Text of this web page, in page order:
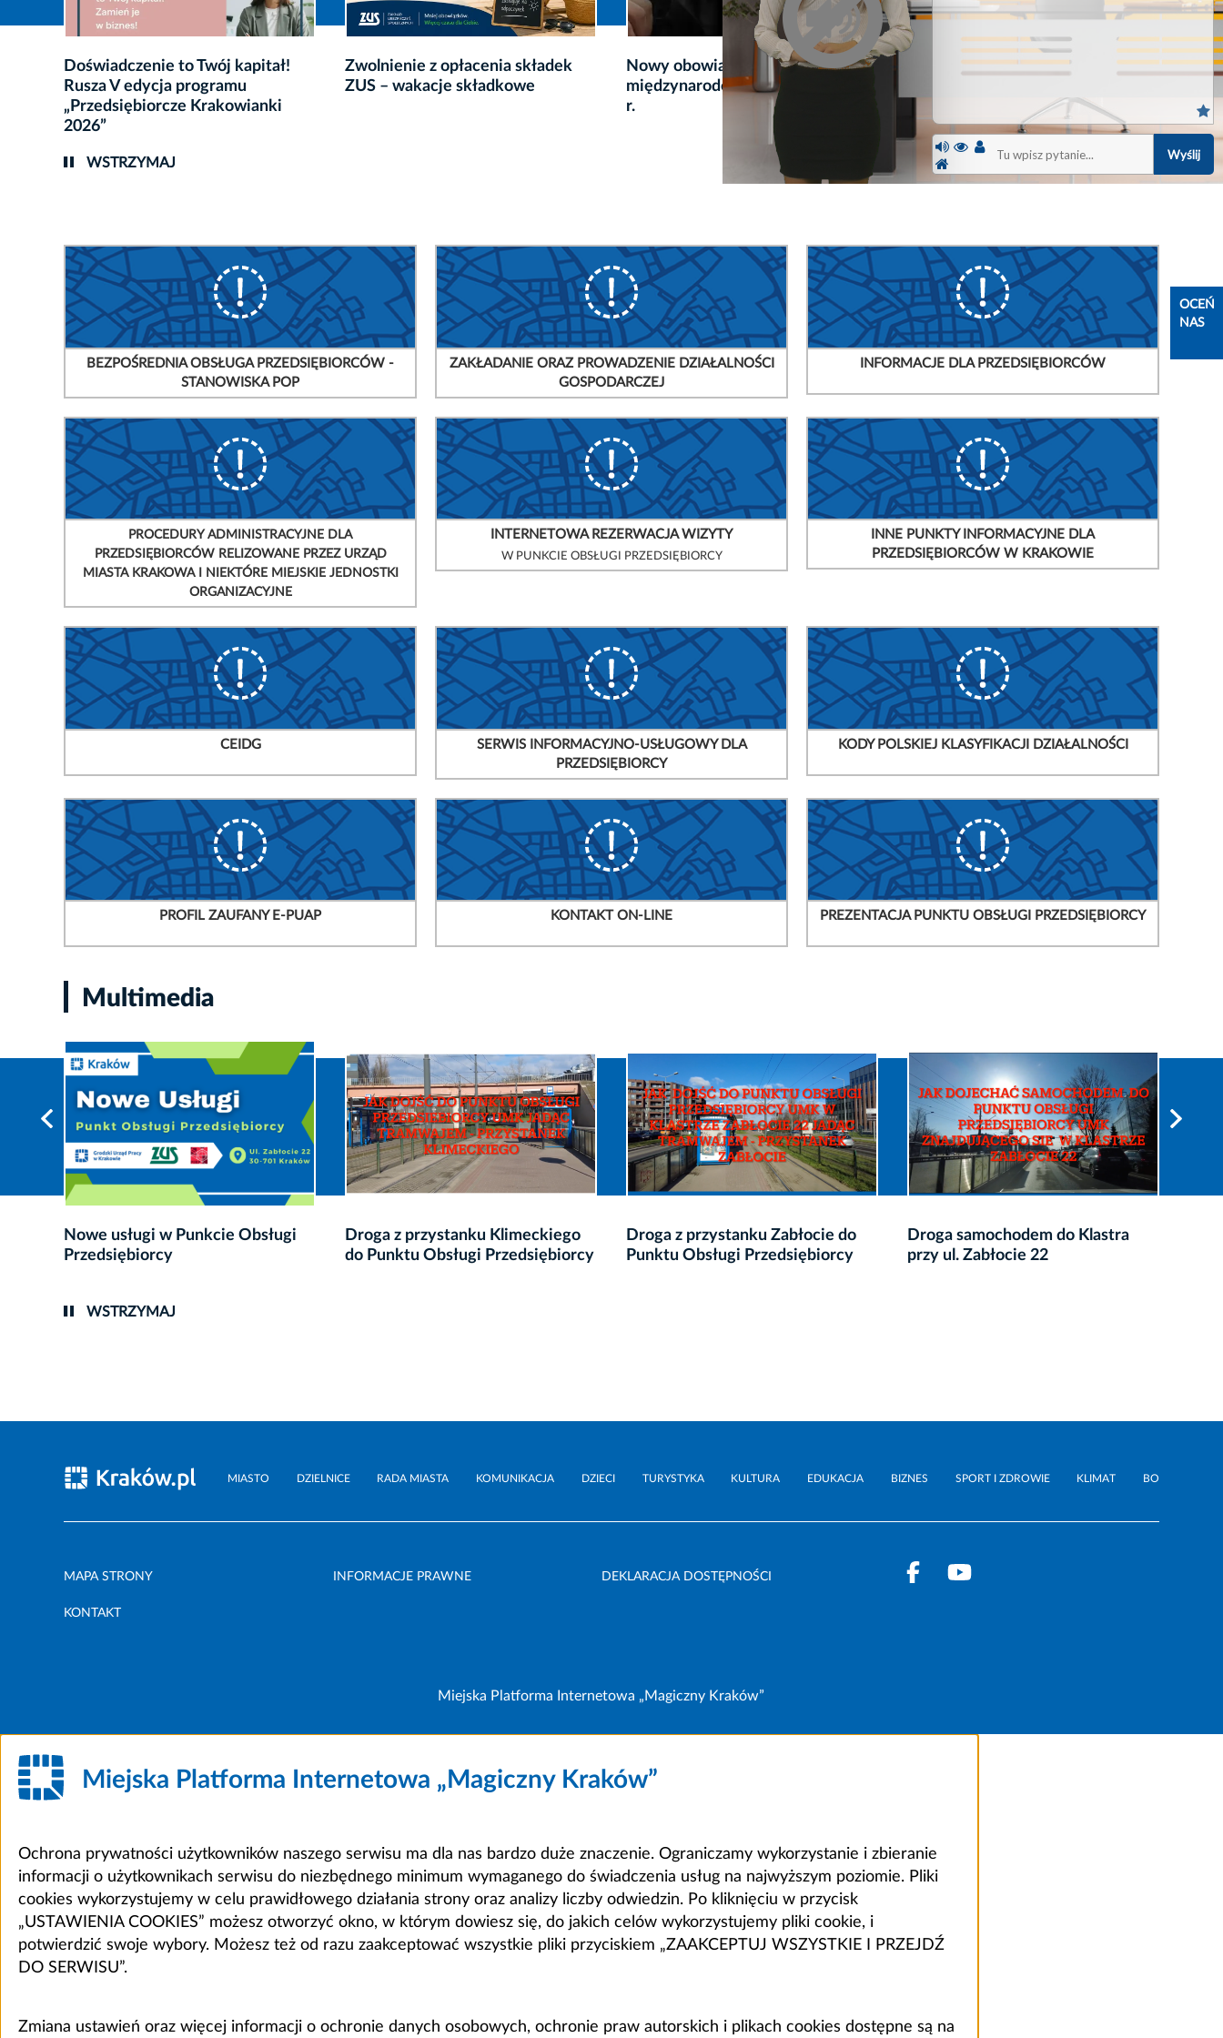
Doświadczenie to Twój kapitał!
Rusza V edycja programu
„Przedsiębiorcze Krakowianki
2026”
Zwolnienie z opłacenia składek
ZUS – wakacje składkowe
Nowy obowiązek w transporcie
międzynarodowym od 1 lipca 2026
r.
e-Doręczenia dla przedsiębiorców
WSTRZYMAJ
OCEŃ
NAS
BEZPOŚREDNIA OBSŁUGA PRZEDSIĘBIORCÓW -
STANOWISKA POP
ZAKŁADANIE ORAZ PROWADZENIE DZIAŁALNOŚCI
GOSPODARCZEJ
INFORMACJE DLA PRZEDSIĘBIORCÓW
PROCEDURY ADMINISTRACYJNE DLA
PRZEDSIĘBIORCÓW RELIZOWANE PRZEZ URZĄD
MIASTA KRAKOWA I NIEKTÓRE MIEJSKIE JEDNOSTKI
ORGANIZACYJNE
INTERNETOWA REZERWACJA WIZYTY
W PUNKCIE OBSŁUGI PRZEDSIĘBIORCY
INNE PUNKTY INFORMACYJNE DLA
PRZEDSIĘBIORCÓW W KRAKOWIE
CEIDG
SERWIS INFORMACYJNO-USŁUGOWY DLA
PRZEDSIĘBIORCY
KODY POLSKIEJ KLASYFIKACJI DZIAŁALNOŚCI
PROFIL ZAUFANY E-PUAP KONTAKT ON-LINE PREZENTACJA PUNKTU OBSŁUGI PRZEDSIĘBIORCY
Multimedia
Nowe usługi w Punkcie Obsługi
Przedsiębiorcy
Droga z przystanku Klimeckiego
do Punktu Obsługi Przedsiębiorcy
Droga z przystanku Zabłocie do
Punktu Obsługi Przedsiębiorcy
Droga samochodem do Klastra
przy ul. Zabłocie 22
WSTRZYMAJ
MIASTO DZIELNICE RADA MIASTA KOMUNIKACJA DZIECI TURYSTYKA KULTURA EDUKACJA BIZNES SPORT I ZDROWIE KLIMAT BO
MAPA STRONY INFORMACJE PRAWNE DEKLARACJA DOSTĘPNOŚCI
KONTAKT
Miejska Platforma Internetowa „Magiczny Kraków”
Miejska Platforma Internetowa „Magiczny Kraków”
Ochrona prywatności użytkowników naszego serwisu ma dla nas bardzo duże znaczenie. Ograniczamy wykorzystanie i zbieranie
informacji o użytkownikach serwisu do niezbędnego minimum wymaganego do świadczenia usług na najwyższym poziomie. Pliki
cookies wykorzystujemy w celu prawidłowego działania strony oraz analizy liczby odwiedzin. Po kliknięciu w przycisk
„USTAWIENIA COOKIES” możesz otworzyć okno, w którym dowiesz się, do jakich celów wykorzystujemy pliki cookie, i
potwierdzić swoje wybory. Możesz też od razu zaakceptować wszystkie pliki przyciskiem „ZAAKCEPTUJ WSZYSTKIE I PRZEJDŹ
DO SERWISU”.
Zmiana ustawień oraz więcej informacji o ochronie danych osobowych, ochronie praw autorskich i plikach cookies dostępne są na